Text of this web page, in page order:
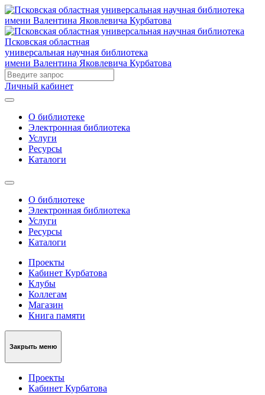
Псковская областная
универсальная научная библиотека
имени Валентина Яковлевича Курбатова
Личный кабинет
О библиотеке
Электронная библиотека
Услуги
Ресурсы
Каталоги
О библиотеке
Электронная библиотека
Услуги
Ресурсы
Каталоги
Проекты
Кабинет Курбатова
Клубы
Коллегам
Магазин
Книга памяти
Закрыть меню
Проекты
Кабинет Курбатова